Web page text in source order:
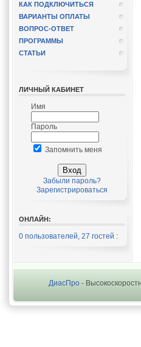
КАК ПОДКЛЮЧИТЬСЯ
ВАРИАНТЫ ОПЛАТЫ
ВОПРОС-ОТВЕТ
ПРОГРАММЫ
СТАТЬИ
ЛИЧНЫЙ КАБИНЕТ
Имя
Пароль
Запомнить меня
Забыли пароль?
Зарегистрироваться
ОНЛАЙН:
0 пользователей, 27 гостей :
ДиасПро -